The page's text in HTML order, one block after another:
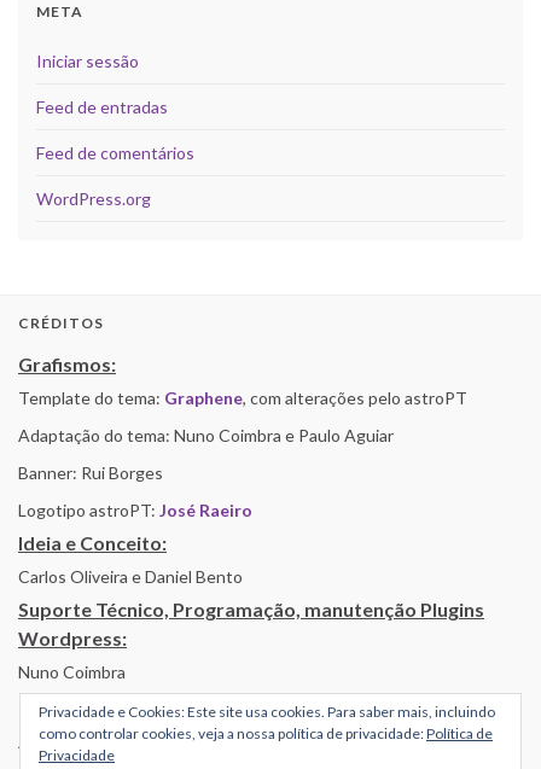
META
Iniciar sessão
Feed de entradas
Feed de comentários
WordPress.org
CRÉDITOS
Grafismos:
Template do tema: Graphene, com alterações pelo astroPT
Adaptação do tema: Nuno Coimbra e Paulo Aguiar
Banner: Rui Borges
Logotipo astroPT: José Raeiro
Ideia e Conceito:
Carlos Oliveira e Daniel Bento
Suporte Técnico, Programação, manutenção Plugins
Wordpress:
Nuno Coimbra
Alojamento por Simbiose
Privacidade e Cookies: Este site usa cookies. Para saber mais, incluindo
como controlar cookies, veja a nossa política de privacidade:Política de
Privacidade